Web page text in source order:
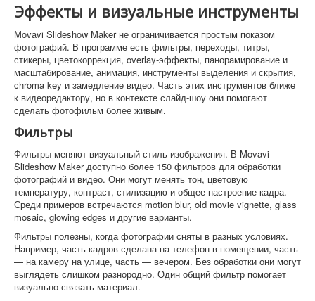
Эффекты и визуальные инструменты
Movavi Slideshow Maker не ограничивается простым показом
фотографий. В программе есть фильтры, переходы, титры,
стикеры, цветокоррекция, overlay-эффекты, панорамирование и
масштабирование, анимация, инструменты выделения и скрытия,
chroma key и замедление видео. Часть этих инструментов ближе
к видеоредактору, но в контексте слайд-шоу они помогают
сделать фотофильм более живым.
Фильтры
Фильтры меняют визуальный стиль изображения. В Movavi
Slideshow Maker доступно более 150 фильтров для обработки
фотографий и видео. Они могут менять тон, цветовую
температуру, контраст, стилизацию и общее настроение кадра.
Среди примеров встречаются motion blur, old movie vignette, glass
mosaic, glowing edges и другие варианты.
Фильтры полезны, когда фотографии сняты в разных условиях.
Например, часть кадров сделана на телефон в помещении, часть
— на камеру на улице, часть — вечером. Без обработки они могут
выглядеть слишком разнородно. Один общий фильтр помогает
визуально связать материал.